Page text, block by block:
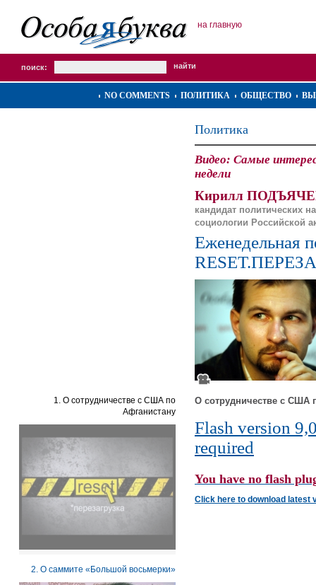
на главную
поиск:
NO COMMENTS ПОЛИТИКА ОБЩЕСТВО
Политика
Видео: Самые
недели
Кирилл
кандидат политических
социологии Российской
Еженедельная
1. О сотрудничестве с США по
Афганистану
2. О саммите «Большой восьмерки»
О сотрудничестве с США
Flash version
required
You have no flash
Click here to download latest